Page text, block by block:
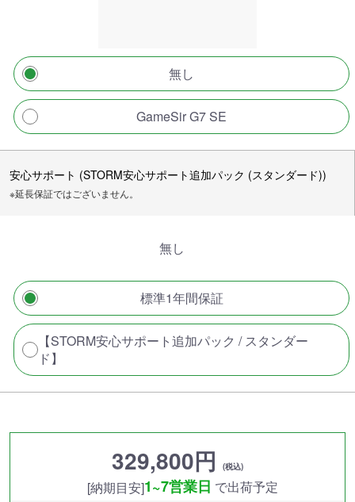
無し
GameSir G7 SE
安心サポート (STORM安心サポート追加パック (スタンダード))
※延長保証ではございません。
無し
標準1年間保証
【STORM安心サポート追加パック / スタンダー
ド】
329,800円 (税込)
[納期目安]1~7営業日 で出荷予定